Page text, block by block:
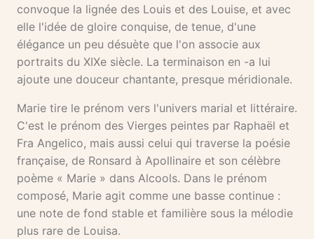
convoque la lignée des Louis et des Louise, et avec
elle l'idée de gloire conquise, de tenue, d'une
élégance un peu désuète que l'on associe aux
portraits du XIXe siècle. La terminaison en -a lui
ajoute une douceur chantante, presque méridionale.
Marie tire le prénom vers l'univers marial et littéraire.
C'est le prénom des Vierges peintes par Raphaël et
Fra Angelico, mais aussi celui qui traverse la poésie
française, de Ronsard à Apollinaire et son célèbre
poème « Marie » dans Alcools. Dans le prénom
composé, Marie agit comme une basse continue :
une note de fond stable et familière sous la mélodie
plus rare de Louisa.